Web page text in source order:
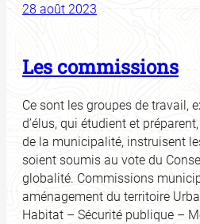
28 août 2023
Les commissions
Ce sont les groupes de travail,
d’élus, qui étudient et
de la municipalité, instruisent
soient soumis au vote du
globalité. Commissions
aménagement du territoire
Habitat – Sécurité publique –